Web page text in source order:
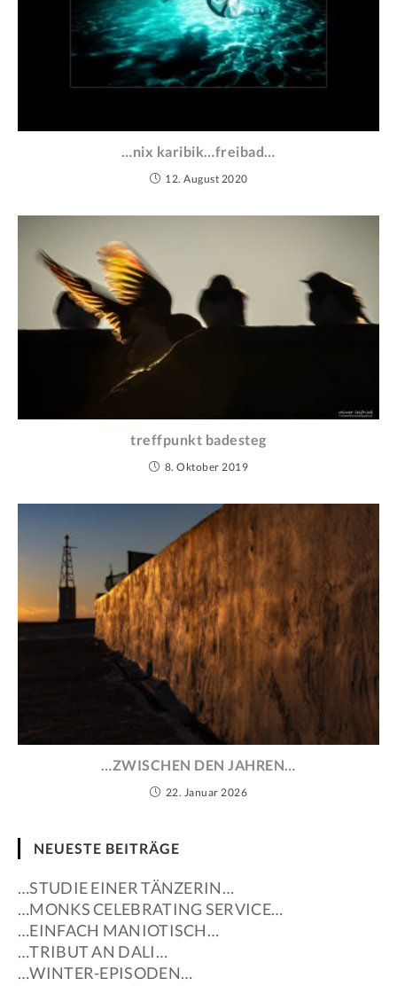
…nix karibik…freibad…
12. August 2020
treffpunkt badesteg
8. Oktober 2019
…ZWISCHEN DEN JAHREN…
22. Januar 2026
NEUESTE BEITRÄGE
…STUDIE EINER TÄNZERIN…
…MONKS CELEBRATING SERVICE…
…EINFACH MANIOTISCH…
…TRIBUT AN DALI…
…WINTER-EPISODEN…